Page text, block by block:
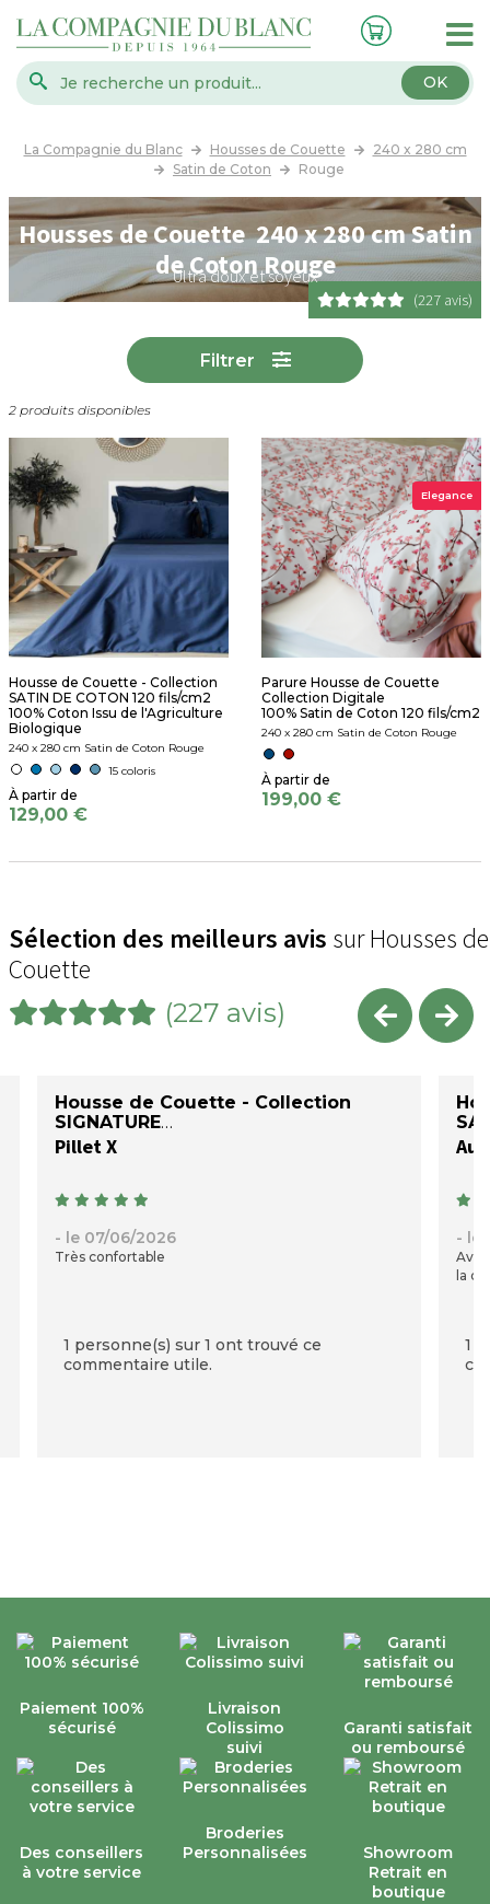
OK
La Compagnie du Blanc Housses de Couette
240 x 280 cm
Satin de Coton
Rouge
Housses de Couette 240 x 280 cm Satin
de Coton Rouge
Ultra doux et soyeux
(227 avis)
Filtrer
2 produits disponibles
Housse de Couette - Collection
SATIN DE COTON 120 fils/cm2
100% Coton Issu de l'Agriculture
Biologique
240 x 280 cm Satin de Coton Rouge
15 coloris
129,00 €
Elegance
Parure Housse de Couette
Collection Digitale
100% Satin de Coton 120 fils/cm2
240 x 280 cm Satin de Coton Rouge
199,00 €
Sélection des meilleurs avis sur Housses de
Couette
(227 avis)
Housse de Couette - Collection
SIGNATURE
Pillet X
- le 07/06/2026
Très confortable
1 personne(s) sur 1 ont trouvé ce
commentaire utile.
- le
la
1
Paiement 100%
sécurisé
Livraison
Colissimo
suivi
Garanti satisfait
ou remboursé
Des conseillers
à votre service
Broderies
Personnalisées
Showroom
Retrait en
boutique